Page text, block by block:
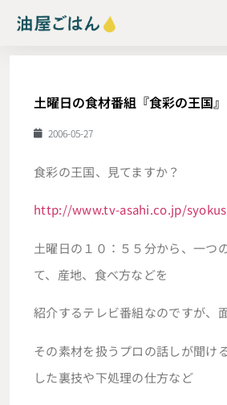
土曜日の食材番組『食彩の王国』
2006-05-27
食彩の王国、見てますか？
http://www.tv-asahi.co.jp/
土曜日の１０：５５分から、一つ
て、産地、食べ方などを
紹介するテレビ番組なのですが、
その素材を扱うプロの話しが聞け
した裏技や下処理の仕方など